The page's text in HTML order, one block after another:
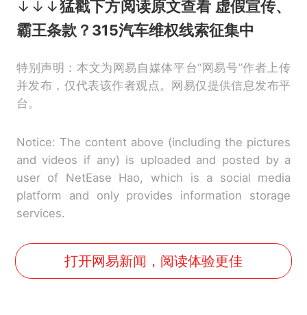
↓↓↓猛戳下方阅读原文查看 虚假宣传、
霸王条款？315汽车维权线索征集中
特别声明：本文为网易自媒体平台“网易号”作者上传
并发布，仅代表该作者观点。网易仅提供信息发布平
台。
Notice: The content above (including the pictures
and videos if any) is uploaded and posted by a
user of NetEase Hao, which is a social media
platform and only provides information storage
services.
打开网易新闻，阅读体验更佳